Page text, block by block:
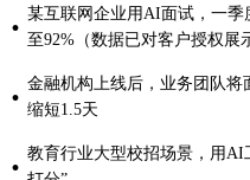
· 某互联网企业用AI面试，一季
至92%（数据已对客户授权展
· 金融机构上线后，业务团队将
缩短1.5天
· 教育行业大型校招场景，用AI